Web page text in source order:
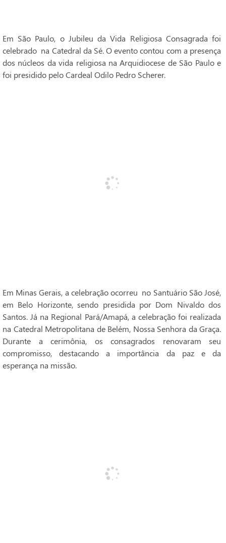
Em São Paulo, o Jubileu da Vida Religiosa Consagrada foi
celebrado na Catedral da Sé. O evento contou com a presença
dos núcleos da vida religiosa na Arquidiocese de São Paulo e
foi presidido pelo Cardeal Odilo Pedro Scherer.
Em Minas Gerais, a celebração ocorreu no Santuário São José,
em Belo Horizonte, sendo presidida por Dom Nivaldo dos
Santos. Já na Regional Pará/Amapá, a celebração foi realizada
na Catedral Metropolitana de Belém, Nossa Senhora da Graça.
Durante a cerimônia, os consagrados renovaram seu
compromisso, destacando a importância da paz e da
esperança na missão.